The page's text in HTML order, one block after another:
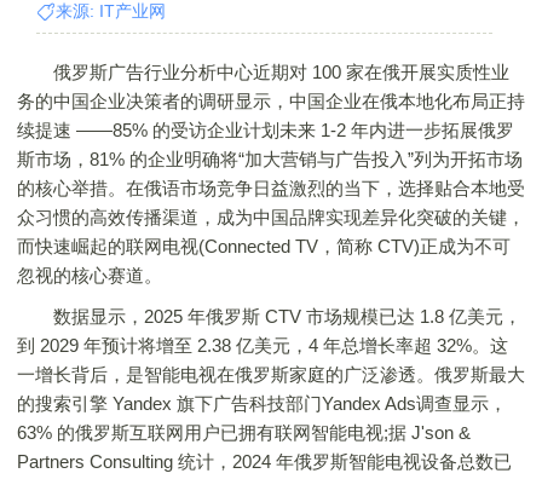
来源: IT产业网
俄罗斯广告行业分析中心近期对 100 家在俄开展实质性业
务的中国企业决策者的调研显示，中国企业在俄本地化布局正持
续提速 ——85% 的受访企业计划未来 1-2 年内进一步拓展俄罗
斯市场，81% 的企业明确将“加大营销与广告投入”列为开拓市场
的核心举措。在俄语市场竞争日益激烈的当下，选择贴合本地受
众习惯的高效传播渠道，成为中国品牌实现差异化突破的关键，
而快速崛起的联网电视(Connected TV，简称 CTV)正成为不可
忽视的核心赛道。
数据显示，2025 年俄罗斯 CTV 市场规模已达 1.8 亿美元，
到 2029 年预计将增至 2.38 亿美元，4 年总增长率超 32%。这
一增长背后，是智能电视在俄罗斯家庭的广泛渗透。俄罗斯最大
的搜索引擎 Yandex 旗下广告科技部门Yandex Ads调查显示，
63% 的俄罗斯互联网用户已拥有联网智能电视;据 J'son &
Partners Consulting 统计，2024 年俄罗斯智能电视设备总数已